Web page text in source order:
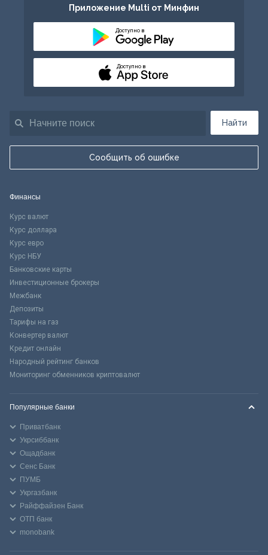
Найти
Сообщить об ошибке
Приложение Multi от Минфин
Доступно в
Доступно в
Финансы
Курс валют
Курс доллара
Курс евро
Курс НБУ
Банковские карты
Инвестиционные брокеры
Межбанк
Депозиты
Тарифы на газ
Конвертер валют
Кредит онлайн
Народный рейтинг банков
Мониторинг обменников криптовалют
Популярные банки
Приватбанк
Укрсиббанк
Ощадбанк
Сенс Банк
ПУМБ
Укргазбанк
Райффайзен Банк
ОТП банк
monobank